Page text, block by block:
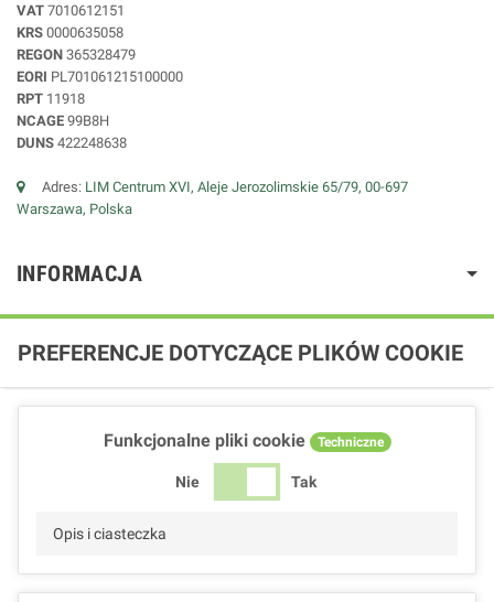
VAT 7010612151
KRS 0000635058
REGON 365328479
EORI PL701061215100000
RPT 11918
NCAGE 99B8H
DUNS 422248638
Adres: LIM Centrum XVI, Aleje Jerozolimskie 65/79, 00-697
Warszawa, Polska
INFORMACJA
PREFERENCJE DOTYCZĄCE PLIKÓW COOKIE
Funkcjonalne pliki cookie Techniczne
Nie Tak
Opis i ciasteczka